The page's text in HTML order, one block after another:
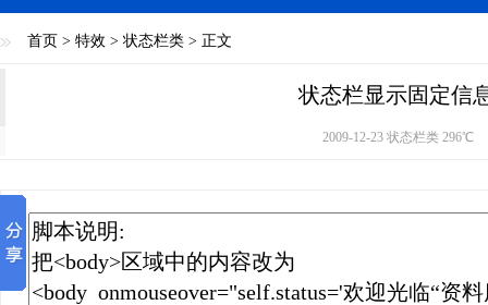
首页 > 特效 > 状态栏类 > 正文
状态栏显示固定信
2009-12-23 状态栏类 296℃